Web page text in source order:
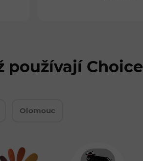
používají Choice
Olomouc